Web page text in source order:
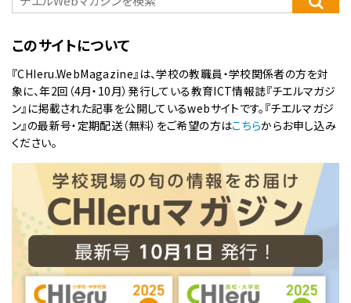
このサイトについて
『CHIeru.WebMagazine』は、学校の教職員・学校関係者の方を対
象に、年2回（4月・10月）発行している教育ICT情報誌『チエルマガジ
ン』に掲載された記事を公開しているwebサイトです。『チエルマガジ
ン』の最新号・定期配送（無料）をご希望の方はこちらからお申し込み
ください。